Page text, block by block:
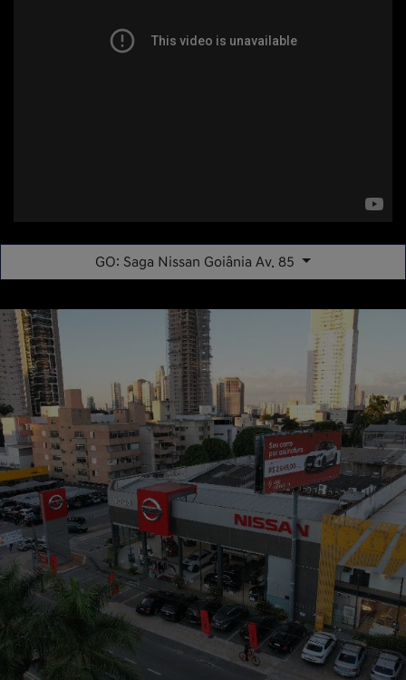
GO: Saga Nissan Goiânia Av. 85